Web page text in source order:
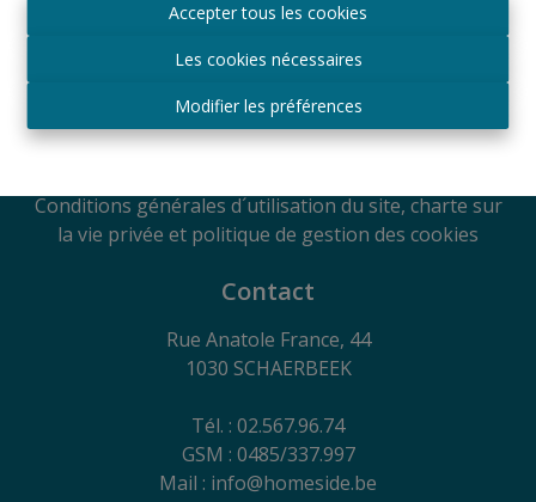
Accepter tous les cookies
Les cookies nécessaires
Modifier les préférences
Rue du Luxembourg 16B, 1000 Bruxelles, Belgique
du 29juin 2018
RC Professionnelle et Cautionnement via Axa
Conditions générales d´utilisation du site, charte sur
la vie privée et politique de gestion des cookies
Contact
Rue Anatole France, 44
1030 SCHAERBEEK
Tél. : 02.567.96.74
GSM : 0485/337.997
Mail : info@homeside.be